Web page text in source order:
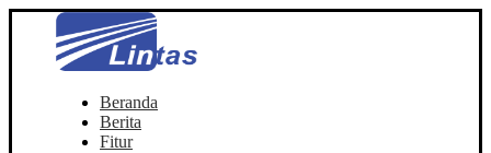
Beranda
Berita
Fitur